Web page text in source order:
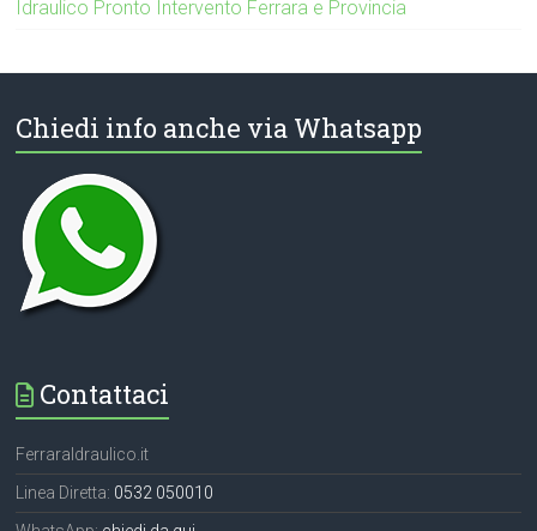
Idraulico Pronto Intervento Ferrara e Provincia
Chiedi info anche via Whatsapp
Contattaci
FerraraIdraulico.it
Linea Diretta: 0532 050010